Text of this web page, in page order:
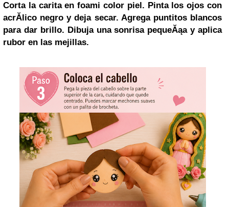
Corta la carita en foami color piel. Pinta los ojos con
acrĂ­lico negro y deja secar. Agrega puntitos blancos
para dar brillo. Dibuja una sonrisa pequeĂąa y aplica
rubor en las mejillas.